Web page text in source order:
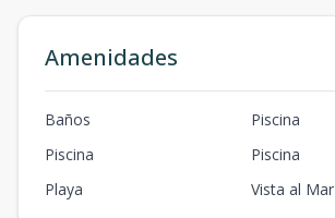
Amenidades
Baños
Piscina
Piscina
Piscina
Playa
Vista al Mar